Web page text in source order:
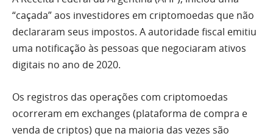
“caçada” aos investidores em criptomoedas que não
declararam seus impostos. A autoridade fiscal emitiu
uma notificação às pessoas que negociaram ativos
digitais no ano de 2020.
Os registros das operações com criptomoedas
ocorreram em exchanges (plataforma de compra e
venda de criptos) que na maioria das vezes são